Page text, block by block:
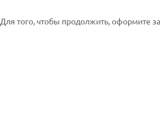
Для того, чтобы продолжить, оформите